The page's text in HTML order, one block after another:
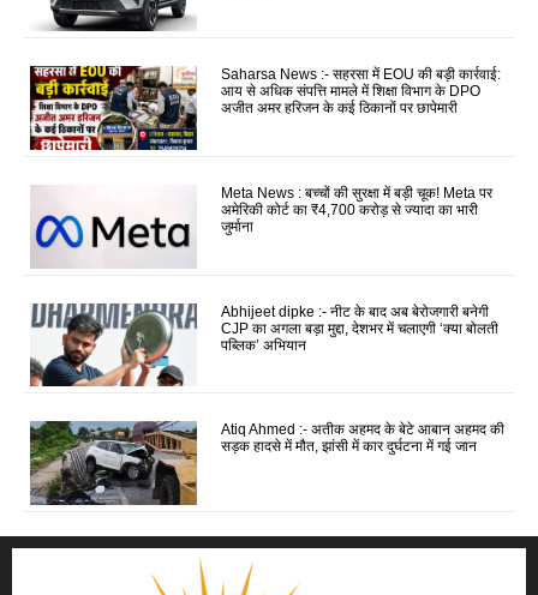
Saharsa News :- सहरसा में EOU की बड़ी कार्रवाई:
आय से अधिक संपत्ति मामले में शिक्षा विभाग के DPO
अजीत अमर हरिजन के कई ठिकानों पर छापेमारी
Meta News : बच्चों की सुरक्षा में बड़ी चूक! Meta पर
अमेरिकी कोर्ट का ₹4,700 करोड़ से ज्यादा का भारी
जुर्माना
Abhijeet dipke :- नीट के बाद अब बेरोजगारी बनेगी
CJP का अगला बड़ा मुद्दा, देशभर में चलाएगी ‘क्या बोलती
पब्लिक’ अभियान
Atiq Ahmed :- अतीक अहमद के बेटे आबान अहमद की
सड़क हादसे में मौत, झांसी में कार दुर्घटना में गई जान